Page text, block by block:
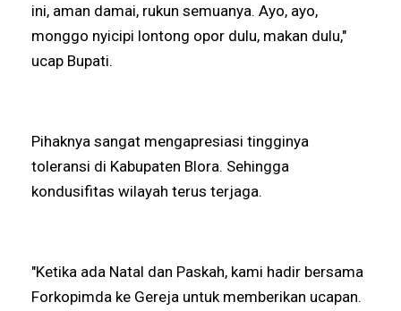
ini, aman damai, rukun semuanya. Ayo, ayo,
monggo nyicipi lontong opor dulu, makan dulu,"
ucap Bupati.
Pihaknya sangat mengapresiasi tingginya
toleransi di Kabupaten Blora. Sehingga
kondusifitas wilayah terus terjaga.
"Ketika ada Natal dan Paskah, kami hadir bersama
Forkopimda ke Gereja untuk memberikan ucapan.